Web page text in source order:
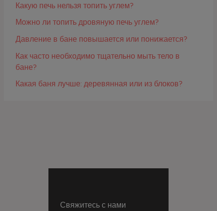
Какую печь нельзя топить углем?
Можно ли топить дровяную печь углем?
Давление в бане повышается или понижается?
Как часто необходимо тщательно мыть тело в
бане?
Какая баня лучше: деревянная или из блоков?
Свяжитесь с нами